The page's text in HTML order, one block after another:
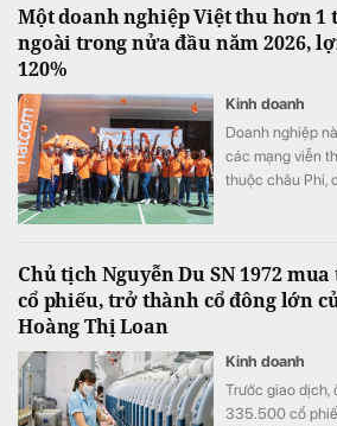
Một doanh nghiệp Việt thu hơn 1
ngoài trong nửa đầu năm 2026,
120%
Kinh doanh
Doanh nghiệp
các mạng viễn
thuộc châu Phi,
Chủ tịch Nguyễn Du SN 1972
cổ phiếu, trở thành cổ đông lớn
Hoàng Thị Loan
Kinh doanh
Trước giao dịch,
335.500 cổ